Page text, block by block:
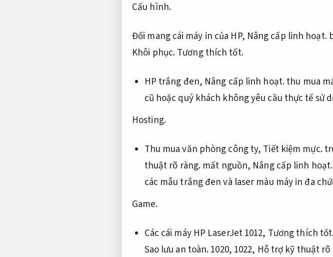
Cấu hình.
Đối mang cái máy in của HP, Nâng cấp linh hoạt.
Khôi phục.Tương thích tốt.
HP trắng đen, Nâng cấp linh hoạt.thu mua
cũ hoặc quý khách không yêu cầu thực tế sử
Hosting.
Thu mua văn phòng công ty, Tiết kiệm mực.
thuật rõ ràng. mất nguồn, Nâng cấp linh hoạt.
các mẫu trắng đen và laser màu máy in đa
Game.
Các cái máy HP LaserJet 1012, Tương thích
Sao lưu an toàn.1020, 1022, Hỗ trợ kỹ thuật rõ